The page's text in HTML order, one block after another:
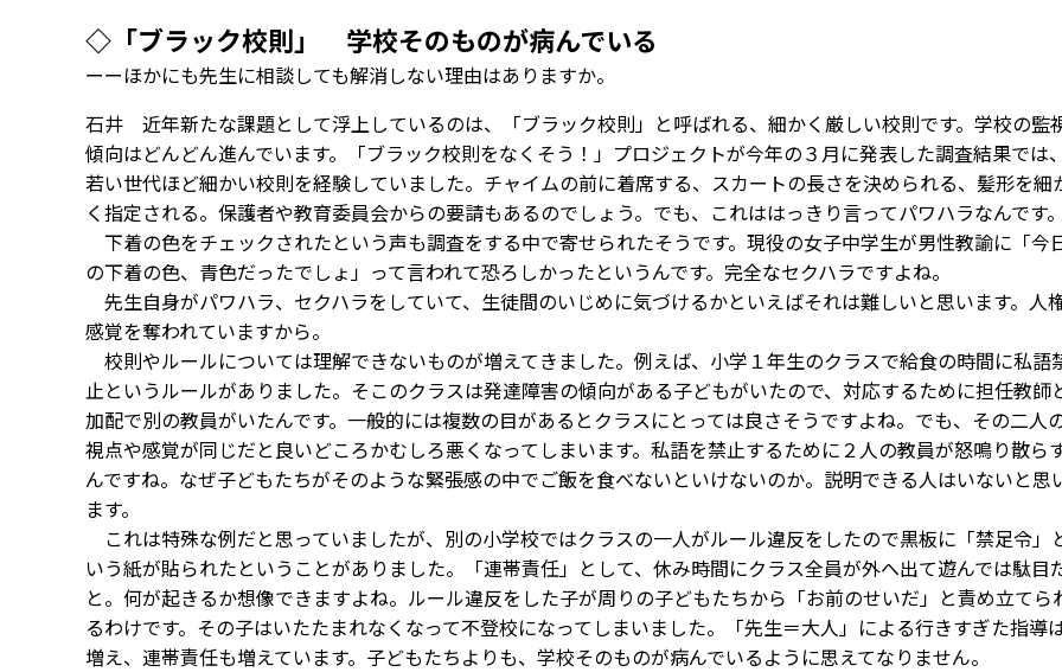
◇「ブラック校則」 学校そのものが病んでいる
ーーほかにも先生に相談しても解消しない理由はありますか。
石井 近年新たな課題として浮上しているのは、「ブラック校則」と呼ばれる、細かく厳しい校則です。学校の監
傾向はどんどん進んでいます。「ブラック校則をなくそう！」プロジェクトが今年の３月に発表した調査結果では、
若い世代ほど細かい校則を経験していました。チャイムの前に着席する、スカートの長さを決められる、髪形を細
く指定される。保護者や教育委員会からの要請もあるのでしょう。でも、これははっきり言ってパワハラなんです。
下着の色をチェックされたという声も調査をする中で寄せられたそうです。現役の女子中学生が男性教諭に「今
の下着の色、青色だったでしょ」って言われて恐ろしかったというんです。完全なセクハラですよね。
先生自身がパワハラ、セクハラをしていて、生徒間のいじめに気づけるかといえばそれは難しいと思います。人
感覚を奪われていますから。
校則やルールについては理解できないものが増えてきました。例えば、小学１年生のクラスで給食の時間に私語
止というルールがありました。そこのクラスは発達障害の傾向がある子どもがいたので、対応するために担任教師
加配で別の教員がいたんです。一般的には複数の目があるとクラスにとっては良さそうですよね。でも、その二人
視点や感覚が同じだと良いどころかむしろ悪くなってしまいます。私語を禁止するために２人の教員が怒鳴り散ら
んですね。なぜ子どもたちがそのような緊張感の中でご飯を食べないといけないのか。説明できる人はいないと思
ます。
これは特殊な例だと思っていましたが、別の小学校ではクラスの一人がルール違反をしたので黒板に「禁足令」
いう紙が貼られたということがありました。「連帯責任」として、休み時間にクラス全員が外へ出て遊んでは駄目
と。何が起きるか想像できますよね。ルール違反をした子が周りの子どもたちから「お前のせいだ」と責め立てら
るわけです。その子はいたたまれなくなって不登校になってしまいました。「先生＝大人」による行きすぎた指導
増え、連帯責任も増えています。子どもたちよりも、学校そのものが病んでいるように思えてなりません。